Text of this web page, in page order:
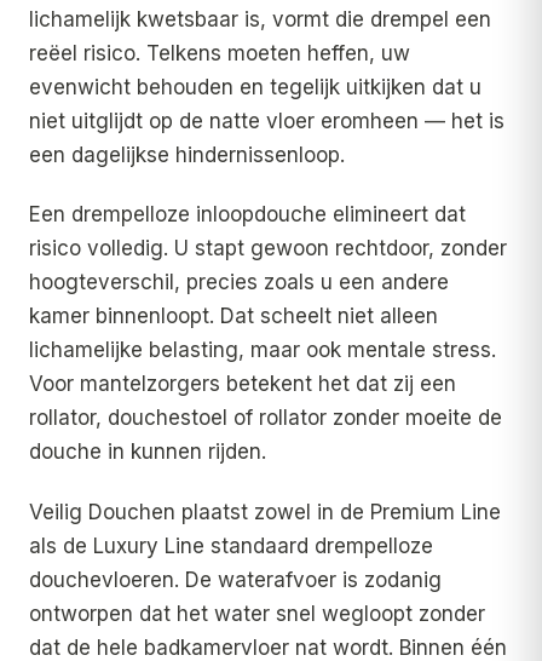
lichamelijk kwetsbaar is, vormt die drempel een
reëel risico. Telkens moeten heffen, uw
evenwicht behouden en tegelijk uitkijken dat u
niet uitglijdt op de natte vloer eromheen — het is
een dagelijkse hindernissenloop.
Een drempelloze inloopdouche elimineert dat
risico volledig. U stapt gewoon rechtdoor, zonder
hoogteverschil, precies zoals u een andere
kamer binnenloopt. Dat scheelt niet alleen
lichamelijke belasting, maar ook mentale stress.
Voor mantelzorgers betekent het dat zij een
rollator, douchestoel of rollator zonder moeite de
douche in kunnen rijden.
Veilig Douchen plaatst zowel in de Premium Line
als de Luxury Line standaard drempelloze
douchevloeren. De waterafvoer is zodanig
ontworpen dat het water snel wegloopt zonder
dat de hele badkamervloer nat wordt. Binnen één